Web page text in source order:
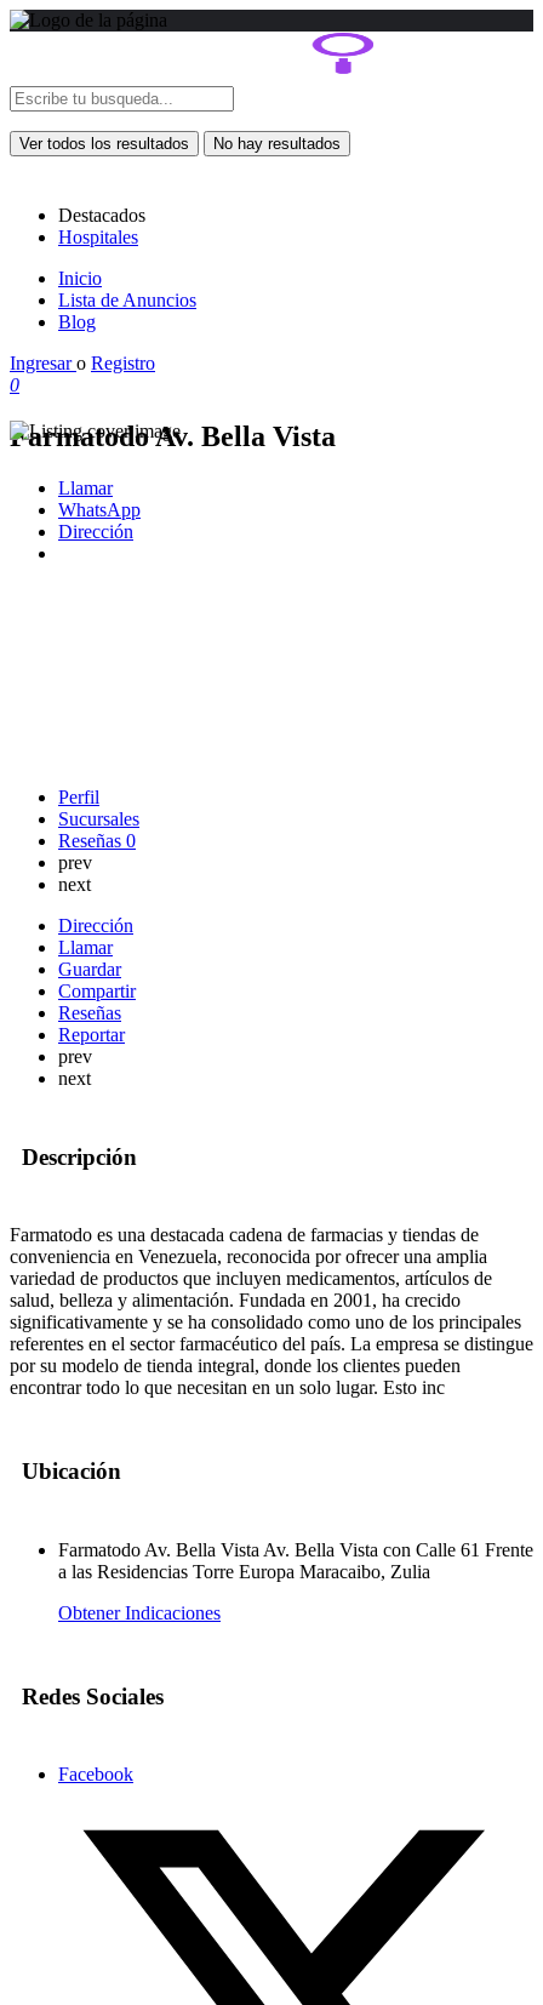
Ver todos los resultados No hay resultados
Destacados
Hospitales
Inicio
Lista de Anuncios
Blog
Ingresaro Registro
0
Farmatodo Av. Bella Vista
Llamar
WhatsApp
Dirección
Perfil
Sucursales
Reseñas 0
prev
next
Dirección
Llamar
Guardar
Compartir
Reseñas
Reportar
prev
next
Descripción
Farmatodo es una destacada cadena de farmacias y tiendas de
conveniencia en Venezuela, reconocida por ofrecer una amplia
variedad de productos que incluyen medicamentos, artículos de
salud, belleza y alimentación. Fundada en 2001, ha crecido
significativamente y se ha consolidado como uno de los principales
referentes en el sector farmacéutico del país. La empresa se distingue
por su modelo de tienda integral, donde los clientes pueden
encontrar todo lo que necesitan en un solo lugar. Esto inc
Ubicación
Farmatodo Av. Bella Vista Av. Bella Vista con Calle 61 Frente
a las Residencias Torre Europa Maracaibo, Zulia
Obtener Indicaciones
Redes Sociales
Facebook